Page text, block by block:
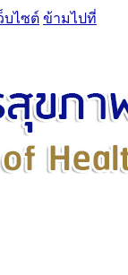
บไซต์ ข้ามไปที่